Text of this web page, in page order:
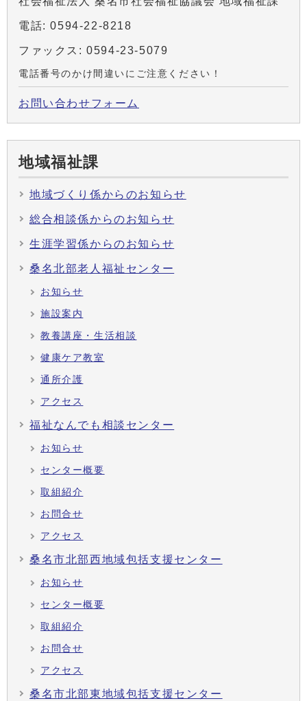
電話: 0594-22-8218
ファックス: 0594-23-5079
電話番号のかけ間違いにご注意ください！
お問い合わせフォーム
地域福祉課
地域づくり係からのお知らせ
総合相談係からのお知らせ
生涯学習係からのお知らせ
桑名北部老人福祉センター
お知らせ
施設案内
教養講座・生活相談
健康ケア教室
通所介護
アクセス
福祉なんでも相談センター
お知らせ
センター概要
取組紹介
お問合せ
アクセス
桑名市北部西地域包括支援センター
お知らせ
センター概要
取組紹介
お問合せ
アクセス
桑名市北部東地域包括支援センター